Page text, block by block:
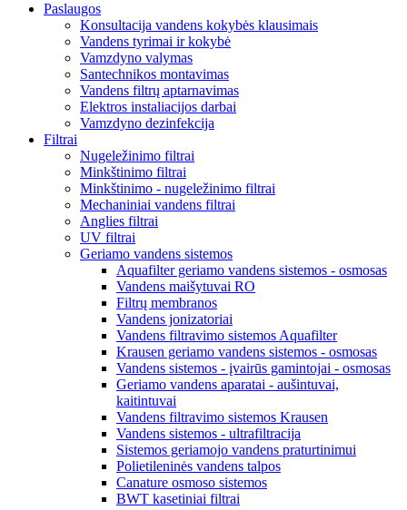
Paslaugos
Konsultacija vandens kokybės klausimais
Vandens tyrimai ir kokybė
Vamzdyno valymas
Santechnikos montavimas
Vandens filtrų aptarnavimas
Elektros instaliacijos darbai
Vamzdyno dezinfekcija
Filtrai
Nugeležinimo filtrai
Minkštinimo filtrai
Minkštinimo - nugeležinimo filtrai
Mechaniniai vandens filtrai
Anglies filtrai
UV filtrai
Geriamo vandens sistemos
Aquafilter geriamo vandens sistemos - osmosas
Vandens maišytuvai RO
Filtrų membranos
Vandens jonizatoriai
Vandens filtravimo sistemos Aquafilter
Krausen geriamo vandens sistemos - osmosas
Vandens sistemos - įvairūs gamintojai - osmosas
Geriamo vandens aparatai - aušintuvai,
kaitintuvai
Vandens filtravimo sistemos Krausen
Vandens sistemos - ultrafiltracija
Sistemos geriamojo vandens praturtinimui
Polietileninės vandens talpos
Canature osmoso sistemos
BWT kasetiniai filtrai